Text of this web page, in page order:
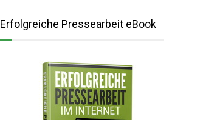
Erfolgreiche Pressearbeit eBook